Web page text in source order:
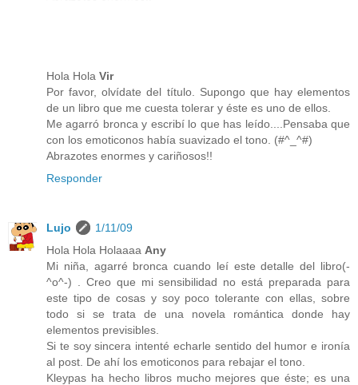
Hola Hola Vir
Por favor, olvídate del título. Supongo que hay elementos
de un libro que me cuesta tolerar y éste es uno de ellos.
Me agarró bronca y escribí lo que has leído....Pensaba que
con los emoticonos había suavizado el tono. (#^_^#)
Abrazotes enormes y cariñosos!!
Responder
Lujo
1/11/09
Hola Hola Holaaaa Any
Mi niña, agarré bronca cuando leí este detalle del libro(-
^o^-) . Creo que mi sensibilidad no está preparada para
este tipo de cosas y soy poco tolerante con ellas, sobre
todo si se trata de una novela romántica donde hay
elementos previsibles.
Si te soy sincera intenté echarle sentido del humor e ironía
al post. De ahí los emoticonos para rebajar el tono.
Kleypas ha hecho libros mucho mejores que éste; es una